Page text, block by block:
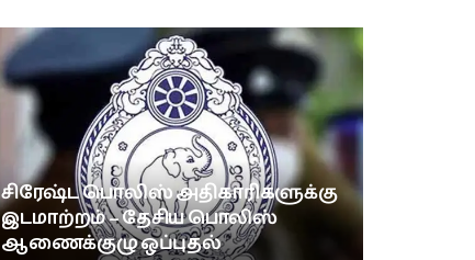
சிரேஷ்ட பொலிஸ் அதிகாரிகளுக்கு
இடமாற்றம் – தேசிய பொலிஸ்
ஆணைக்குழு ஒப்புதல்